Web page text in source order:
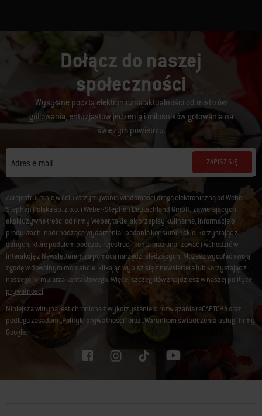
Dołącz do naszej
społeczności
Wysyłane pocztą elektroniczną aktualności od mistrzów
grillowania, entuzjastów jedzenia i miłośników gotowania na
świeżym powietrzu.
Adres e-mail ZAPISZ SIĘ
Zarejestruj mnie w celu otrzymywania wiadomości drogą elektroniczną od Weber-
Stephen Polska sp. z o.o. i Weber-Stephen Deutschland GmbH, zawierających
ekskluzywne treści od firmy Weber, takie jak przepisy kulinarne, informacje o
produktach, nadchodzące wydarzenia i badania konsumenckie, korzystając z
danych, które podałem podczas rejestracji konta oraz analizować i wchodzić w
interakcję z Newsletterem za pomocą narzędzi śledzących. Możesz wycofać swoją
zgodę w dowolnym momencie, klikającwypisz się z newsletteralub korzystając z
naszegoformularza kontaktowego. Więcej szczegółów znajdziesz w naszej polityce
prywatności.
Niniejsza witryna jest chroniona z wykorzystaniem rozwiązania reCAPTCHA oraz
podlega zasadom „Polityki prywatności” oraz „Warunkom świadczenia usług” firmy
Google.